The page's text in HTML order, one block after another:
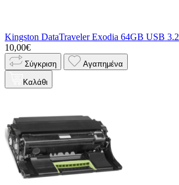
Kingston DataTraveler Exodia 64GB USB 3.2
10,00€
Σύγκριση Αγαπημένα
Καλάθι